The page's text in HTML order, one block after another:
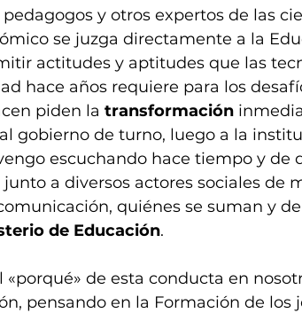
pedagogos y otros expertos de las
se juzga directamente a la
actitudes y aptitudes que las
hace años requiere para los
piden la transformación
gobierno de turno, luego a la
escuchando hace tiempo y de
a diversos actores sociales de
quiénes se suman y
de Educación.
de esta conducta en
pensando en la Formación de los